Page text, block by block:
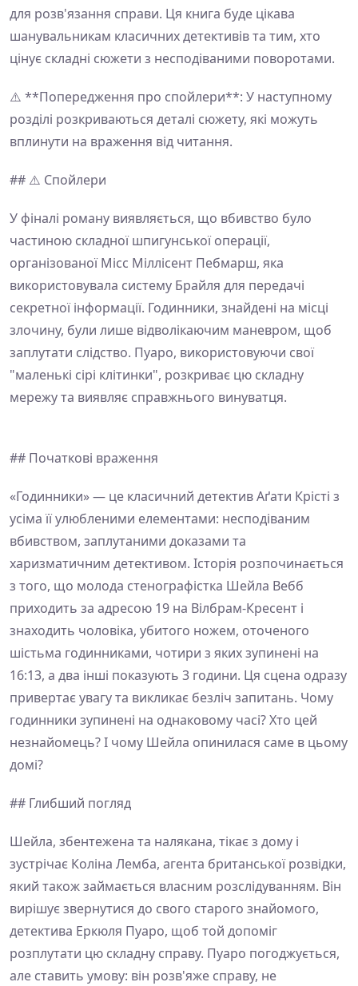
для розв'язання справи. Ця книга буде цікава
шанувальникам класичних детективів та тим, хто
цінує складні сюжети з несподіваними поворотами.
⚠️ **Попередження про спойлери**: У наступному
розділі розкриваються деталі сюжету, які можуть
вплинути на враження від читання.
## ⚠️ Спойлери
У фіналі роману виявляється, що вбивство було
частиною складної шпигунської операції,
організованої Місс Міллісент Пебмарш, яка
використовувала систему Брайля для передачі
секретної інформації. Годинники, знайдені на місці
злочину, були лише відволікаючим маневром, щоб
заплутати слідство. Пуаро, використовуючи свої
"маленькі сірі клітинки", розкриває цю складну
мережу та виявляє справжнього винуватця.
## Початкові враження
«Годинники» — це класичний детектив Аґати Крісті з
усіма її улюбленими елементами: несподіваним
вбивством, заплутаними доказами та
харизматичним детективом. Історія розпочинається
з того, що молода стенографістка Шейла Вебб
приходить за адресою 19 на Вілбрам-Кресент і
знаходить чоловіка, убитого ножем, оточеного
шістьма годинниками, чотири з яких зупинені на
16:13, а два інші показують 3 години. Ця сцена одразу
привертає увагу та викликає безліч запитань. Чому
годинники зупинені на однаковому часі? Хто цей
незнайомець? І чому Шейла опинилася саме в цьому
домі?
## Глибший погляд
Шейла, збентежена та налякана, тікає з дому і
зустрічає Коліна Лемба, агента британської розвідки,
який також займається власним розслідуванням. Він
вирішує звернутися до свого старого знайомого,
детектива Еркюля Пуаро, щоб той допоміг
розплутати цю складну справу. Пуаро погоджується,
але ставить умову: він розв'яже справу, не